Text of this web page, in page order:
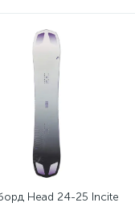
Head 24-25 Incite